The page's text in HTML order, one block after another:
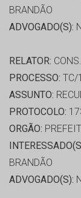
BRANDÃO
ADVOGADO(S):
RELATOR:
PROCESSO: TC/
ASSUNTO:
PROTOCOLO:
ORGÃO:
BRANDÃO
ADVOGADO(S):